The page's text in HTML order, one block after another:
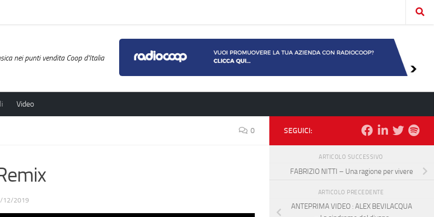
nei punti vendita Coop d'Italia
Video
0
12/2019
SEGUICI:
ARTICOLO SUCCESSIVO
FABRIZIO NITTI – Una ragione per vivere
ARTICOLO PRECEDENTE
ANTEPRIMA VIDEO : ALEX BEVILACQUA